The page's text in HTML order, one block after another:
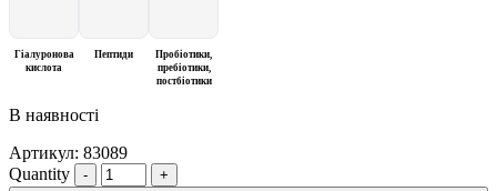
Гіалуронова
кислота
Пептиди
Пробіотики,
пребіотики,
постбіотики
В наявності
Артикул: 83089
Quantity